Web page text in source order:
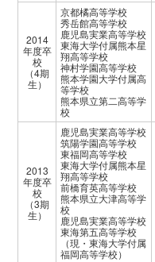
2014
年度卒
校
（4期
生）
京都橘高等学校
秀岳館高等学校
鹿児島実業高等学校
東海大学付属熊本星
翔高等学校
神村学園高等学校
熊本学園大学付属高
等学校
熊本県立第二高等学
校
2013
年度卒
校
（3期
生）
鹿児島実業高等学校
筑陽学園高等学校
東福岡高等学校
東海大学付属熊本星
翔高等学校
前橋育英高等学校
熊本県立大津高等学
校
鹿児島実業高等学校
東海第五高等学校
（現・東海大学付属
福岡高等学校）